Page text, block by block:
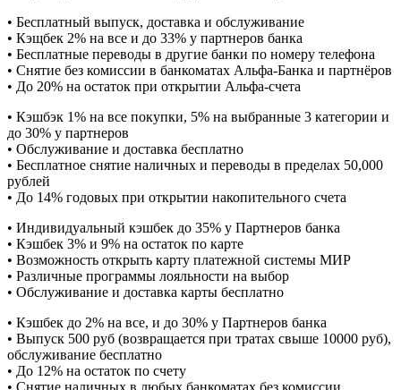
• Бесплатный выпуск, доставка и обслуживание
• Кэщбек 2% на все и до 33% у партнеров банка
• Бесплатные переводы в другие банки по номеру телефона
• Снятие без комиссии в банкоматах Альфа-Банка и партнёров
• До 20% на остаток при открытии Альфа-счета
• Кэшбэк 1% на все покупки, 5% на выбранные 3 категории и
до 30% у партнеров
• Обслуживание и доставка бесплатно
• Бесплатное снятие наличных и переводы в пределах 50,000
рублей
• До 14% годовых при открытии накопительного счета
• Индивидуальный кэшбек до 35% у Партнеров банка
• Кэшбек 3% и 9% на остаток по карте
• Возможность открыть карту платежной системы МИР
• Различные программы лояльности на выбор
• Обслуживание и доставка карты бесплатно
• Кэшбек до 2% на все, и до 30% у Партнеров банка
• Выпуск 500 руб (возвращается при тратах свыше 10000 руб),
обслуживание бесплатно
• До 12% на остаток по счету
• Снятие наличных в любых банкоматах без комиссии